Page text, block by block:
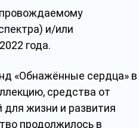
и/или
года.
«Обнажённые сердца» в
средства от
для жизни и развития
продолжилось в